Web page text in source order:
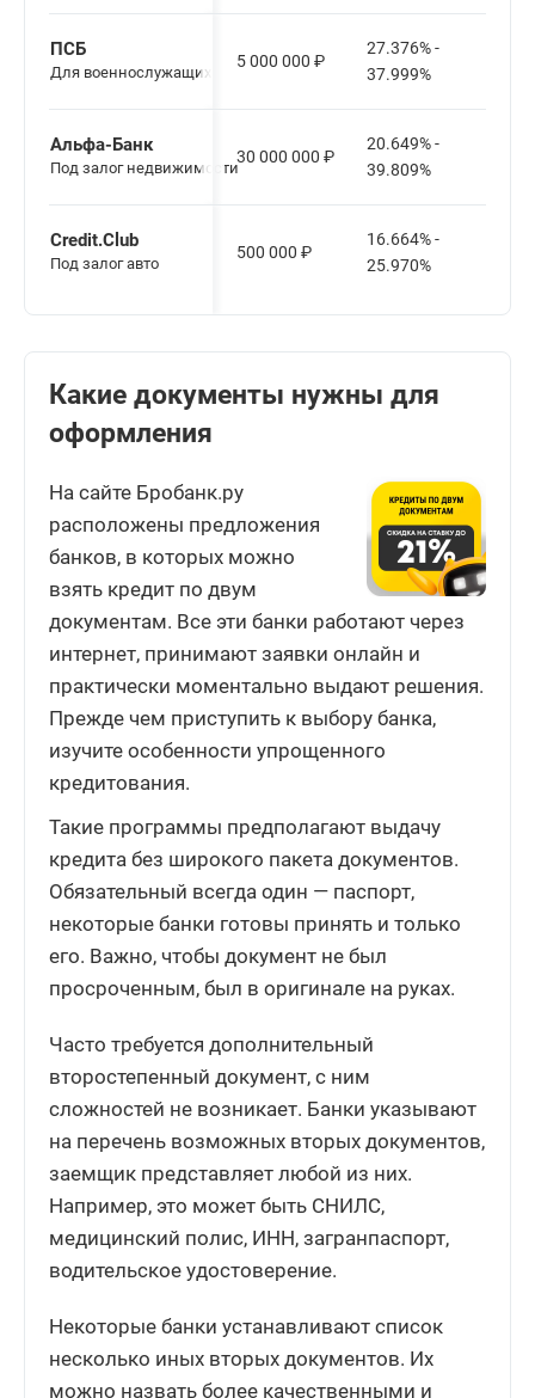
ПСБ
Для военнослужащих
5 000 000 ₽
27.376% -
37.999%
Альфа-Банк
Под залог недвижимости
30 000 000 ₽
20.649% -
39.809%
Credit.Club
Под залог авто
500 000 ₽
16.664% -
25.970%
Какие документы нужны для
оформления
На сайте Бробанк.ру
расположены предложения
банков, в которых можно
взять кредит по двум
документам. Все эти банки работают через
интернет, принимают заявки онлайн и
практически моментально выдают решения.
Прежде чем приступить к выбору банка,
изучите особенности упрощенного
кредитования.
Такие программы предполагают выдачу
кредита без широкого пакета документов.
Обязательный всегда один — паспорт,
некоторые банки готовы принять и только
его. Важно, чтобы документ не был
просроченным, был в оригинале на руках.
Часто требуется дополнительный
второстепенный документ, с ним
сложностей не возникает. Банки указывают
на перечень возможных вторых документов,
заемщик представляет любой из них.
Например, это может быть СНИЛС,
медицинский полис, ИНН, загранпаспорт,
водительское удостоверение.
Некоторые банки устанавливают список
несколько иных вторых документов. Их
можно назвать более качественными и